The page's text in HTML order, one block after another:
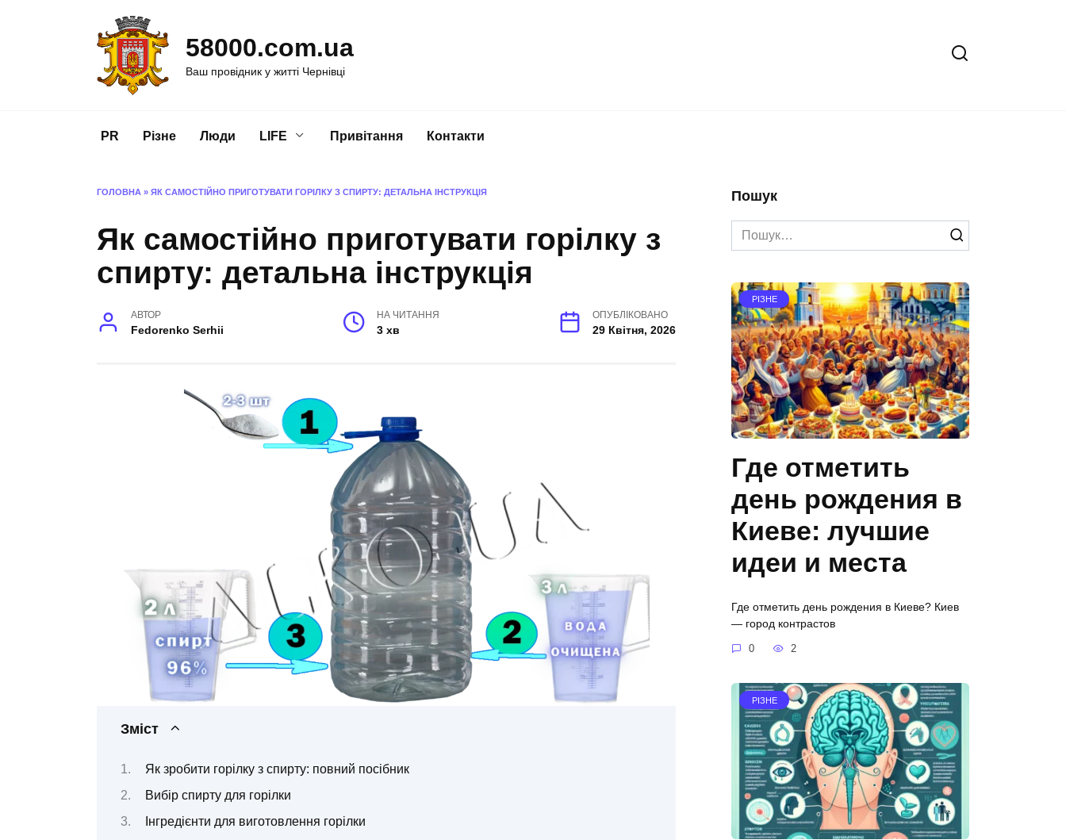
58000.com.ua
Ваш провідник у житті Чернівці
PR Різне Люди LIFE Привітання Контакти
ГОЛОВНА » ЯК САМОСТІЙНО ПРИГОТУВАТИ ГОРІЛКУ З СПИРТУ: ДЕТАЛЬНА ІНСТРУКЦІЯ
Як самостійно приготувати горілку з
спирту: детальна інструкція
АВТОР
Fedorenko Serhii
НА ЧИТАННЯ
3 хв
ОПУБЛІКОВАНО
29 Квітня, 2026
Зміст
Як зробити горілку з спирту: повний посібник
Вибір спирту для горілки
Інгредієнти для виготовлення горілки
Пошук
Search
for:
РІЗНЕ
Где отметить
день рождения в
Киеве: лучшие
идеи и места
Где отметить день рождения в Киеве? Киев
— город контрастов
0 2
РІЗНЕ